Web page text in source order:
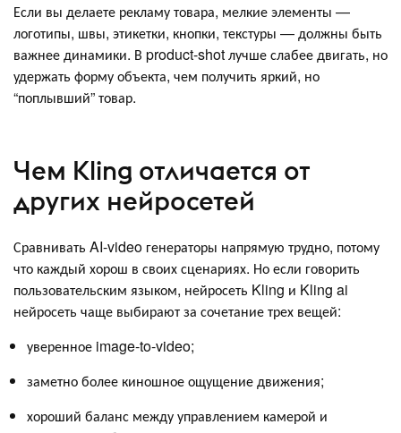
Если вы делаете рекламу товара, мелкие элементы —
логотипы, швы, этикетки, кнопки, текстуры — должны быть
важнее динамики. В product-shot лучше слабее двигать, но
удержать форму объекта, чем получить яркий, но
“поплывший” товар.
Чем Kling отличается от
других нейросетей
Сравнивать AI-video генераторы напрямую трудно, потому
что каждый хорош в своих сценариях. Но если говорить
пользовательским языком, нейросеть Kling и Kling ai
нейросеть чаще выбирают за сочетание трех вещей:
уверенное image-to-video;
заметно более киношное ощущение движения;
хороший баланс между управлением камерой и